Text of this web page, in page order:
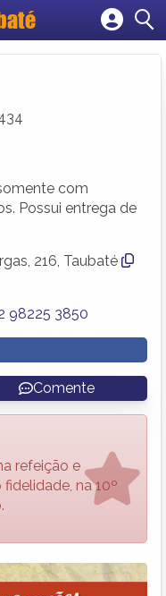
empresa
com
Possui entrega de
216, Taubaté
98225 3850
Comente
refeição e
na 10º